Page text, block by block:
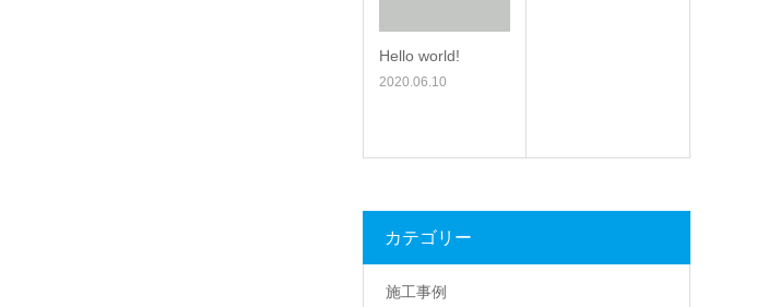
Hello world!
2020.06.10
カテゴリー
施工事例